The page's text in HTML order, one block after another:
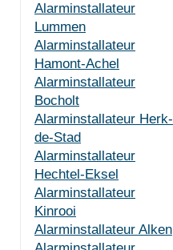
Alarminstallateur
Lummen
Alarminstallateur
Hamont-Achel
Alarminstallateur
Bocholt
Alarminstallateur Herk-
de-Stad
Alarminstallateur
Hechtel-Eksel
Alarminstallateur
Kinrooi
Alarminstallateur Alken